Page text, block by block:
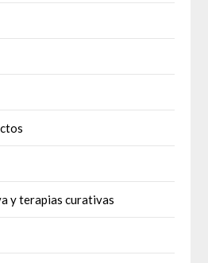
y terapias curativas